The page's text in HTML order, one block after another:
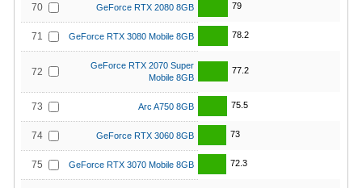
70 GeForce RTX 2080 8GB 79
71 GeForce RTX 3080 Mobile 8GB 78.2
72
GeForce RTX 2070 Super
Mobile 8GB
77.2
73 Arc A750 8GB 75.5
74 GeForce RTX 3060 8GB 73
75 GeForce RTX 3070 Mobile 8GB 72.3